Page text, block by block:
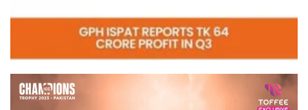
Video
Player